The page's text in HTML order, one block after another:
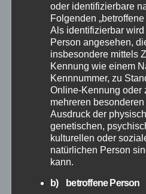
Februar 2026
Januar 2026
Dezember 2025
November 2025
Oktober 2025
September 2025
oder identifizierbare
Folgenden
Als identifizierbar
Person angesehen,
insbesondere mittels
Kennung wie einem
Kennnummer, zu
Online-Kennung oder
mehreren
Ausdruck der
genetischen,
kulturellen oder
natürlichen Person
kann.
b) betroffene Person